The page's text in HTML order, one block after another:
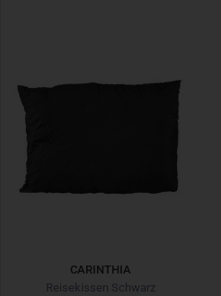
CARINTHIA
Reisekissen Schwarz